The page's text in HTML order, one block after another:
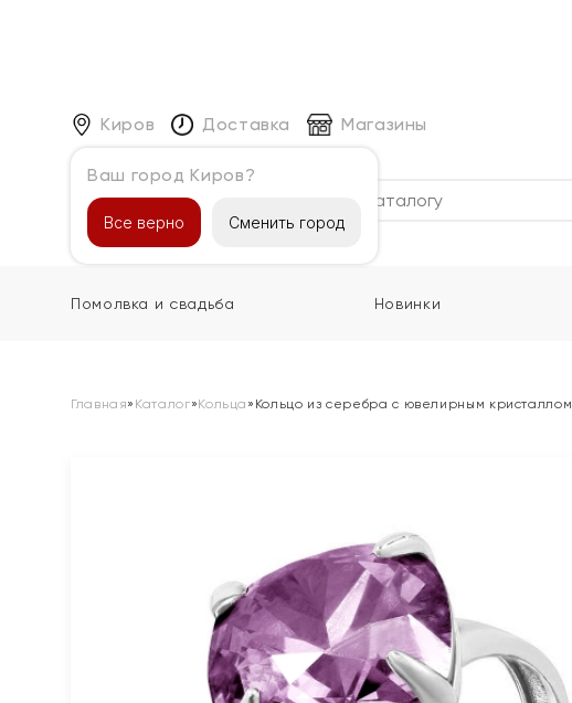
Киров
Ваш город Киров?
Все верно Сменить город
Доставка Магазины
Каталог
Помолвка и свадьба Новинки
Главная» Каталог»Кольца » Кольцо из серебра с ювелирным кристаллом